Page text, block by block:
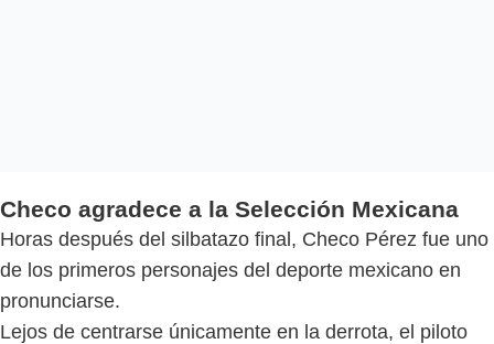
Checo agradece a la Selección Mexicana
Horas después del silbatazo final, Checo Pérez fue uno
de los primeros personajes del deporte mexicano en
pronunciarse.
Lejos de centrarse únicamente en la derrota, el piloto